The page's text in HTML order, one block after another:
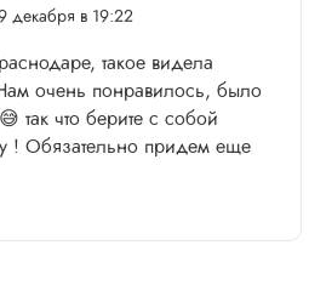
декабря в 19:22
такое видела
очень понравилось, было
так что берите с собой
! Обязательно придем еще